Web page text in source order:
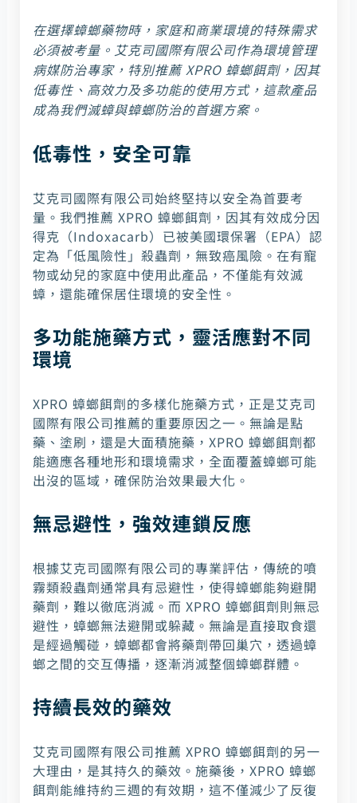
在選擇蟑螂藥物時，家庭和商業環境的特殊需求
必須被考量。艾克司國際有限公司作為環境管理
病媒防治專家，特別推薦 XPRO 蟑螂餌劑，因其
低毒性、高效力及多功能的使用方式，這款產品
成為我們滅蟑與蟑螂防治的首選方案。
低毒性，安全可靠
艾克司國際有限公司始終堅持以安全為首要考
量。我們推薦 XPRO 蟑螂餌劑，因其有效成分因
得克（Indoxacarb）已被美國環保署（EPA）認
定為「低風險性」殺蟲劑，無致癌風險。在有寵
物或幼兒的家庭中使用此產品，不僅能有效滅
蟑，還能確保居住環境的安全性。
多功能施藥方式，靈活應對不同
環境
XPRO 蟑螂餌劑的多樣化施藥方式，正是艾克司
國際有限公司推薦的重要原因之一。無論是點
藥、塗刷，還是大面積施藥，XPRO 蟑螂餌劑都
能適應各種地形和環境需求，全面覆蓋蟑螂可能
出沒的區域，確保防治效果最大化。
無忌避性，強效連鎖反應
根據艾克司國際有限公司的專業評估，傳統的噴
霧類殺蟲劑通常具有忌避性，使得蟑螂能夠避開
藥劑，難以徹底消滅。而 XPRO 蟑螂餌劑則無忌
避性，蟑螂無法避開或躲藏。無論是直接取食還
是經過觸碰，蟑螂都會將藥劑帶回巢穴，透過蟑
螂之間的交互傳播，逐漸消滅整個蟑螂群體。
持續長效的藥效
艾克司國際有限公司推薦 XPRO 蟑螂餌劑的另一
大理由，是其持久的藥效。施藥後，XPRO 蟑螂
餌劑能維持約三週的有效期，這不僅減少了反復